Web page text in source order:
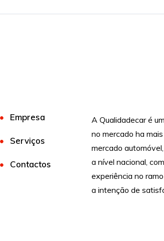
Empresa
Serviços
Contactos
A Qualidadecar é
no mercado ha
mercado
a nível nacional,
experiência no
a intenção de